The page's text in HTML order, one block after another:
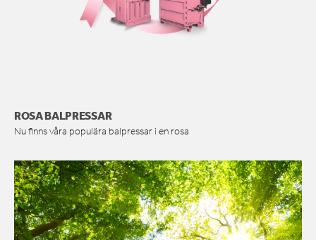
ROSA BALPRESSAR
Nu finns våra populära balpressar i en rosa